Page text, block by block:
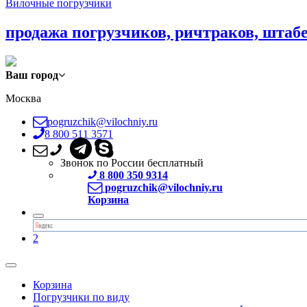
Вилочные погрузчики
продажа погрузчиков, ричтраков,
Ваш город
Москва
pogruzchik@vilochniy.ru
8 800 511 3571
Звонок по России бесплатный
8 800 350 9314
pogruzchik@vilochniy.ru
Корзина
2
Корзина
Погрузчики по виду